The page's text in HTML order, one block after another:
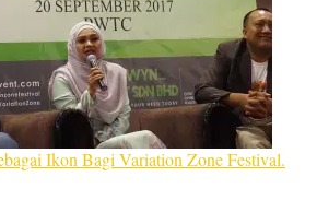
Ikon Bagi Variation Zone Festival.